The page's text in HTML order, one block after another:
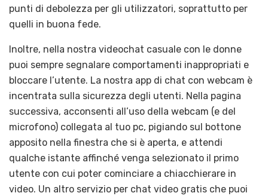
punti di debolezza per gli utilizzatori, soprattutto per
quelli in buona fede.
Inoltre, nella nostra videochat casuale con le donne
puoi sempre segnalare comportamenti inappropriati e
bloccare l’utente. La nostra app di chat con webcam è
incentrata sulla sicurezza degli utenti. Nella pagina
successiva, acconsenti all’uso della webcam (e del
microfono) collegata al tuo pc, pigiando sul bottone
apposito nella finestra che si è aperta, e attendi
qualche istante affinché venga selezionato il primo
utente con cui poter cominciare a chiacchierare in
video. Un altro servizio per chat video gratis che puoi